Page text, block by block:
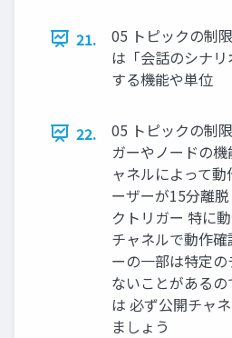
21.
05 トピックの制
は「会話のシナ
する機能や単位
22.
05 トピックの制
ガーやノードの
ャネルによって
ーザーが15分離
クトリガー 特に
チャネルで動作
ーの一部は特定
ないことがある
は 必ず公開チャ
ましょう